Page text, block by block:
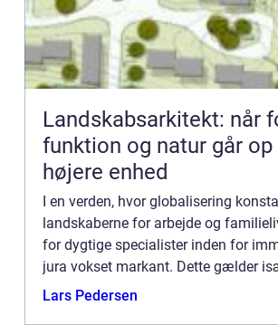
Landskabsarkitekt: når
funktion og natur går op
højere enhed
I en verden, hvor globalisering
landskaberne for arbejde og
for dygtige specialister inden for
jura vokset markant. Dette gælder
hvor immigrationsreglerne er komp...
Lars Pedersen